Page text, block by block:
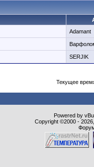
Adamant
SERJIK
Текущее
Powered by
Copyright ©2000 -